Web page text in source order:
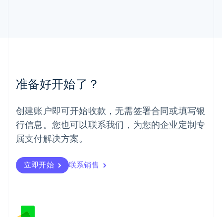
准备好开始了？
创建账户即可开始收款，无需签署合同或填写银
行信息。您也可以联系我们，为您的企业定制专
属支付解决方案。
立即开始 联系销售
English
葡萄牙
日本
日本語 English
瑞典
SvenskaEnglish
Deutsch FrançaisItaliano English
塞浦路斯